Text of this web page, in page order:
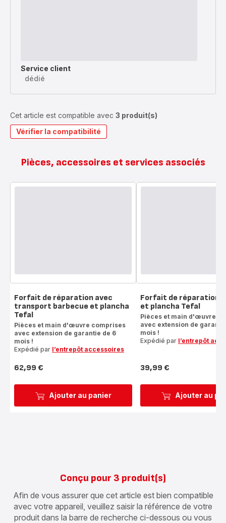
Service client
dédié
Cet article est compatible avec 3 produit(s)
Vérifier la compatibilité
Pièces, accessoires et services associés
Ajouter au panier
Forfait de réparation avec
transport barbecue et plancha
Tefal
Pièces et main d'œuvre comprises
avec extension de garantie de 6
mois !
Expédié par l’entrepôt accessoires
Prix
62,99 €
Ajouter au
Forfait de réparation
et plancha Tefal
Pièces et main d'œuvre
avec extension de
mois !
Expédié par l’entrepôt
Prix
39,99 €
Conçu pour 3 produit(s)
Afin de vous assurer que cet article est bien compatible
avec votre appareil, veuillez saisir la référence de votre
produit dans la barre de recherche ci-dessous ou vous